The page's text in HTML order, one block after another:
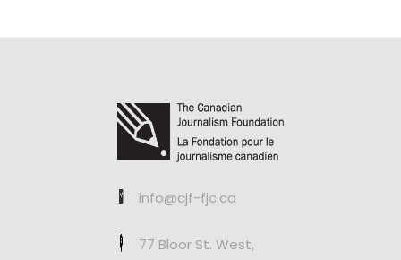
info@cjf-fjc.ca
77 Bloor St. West,